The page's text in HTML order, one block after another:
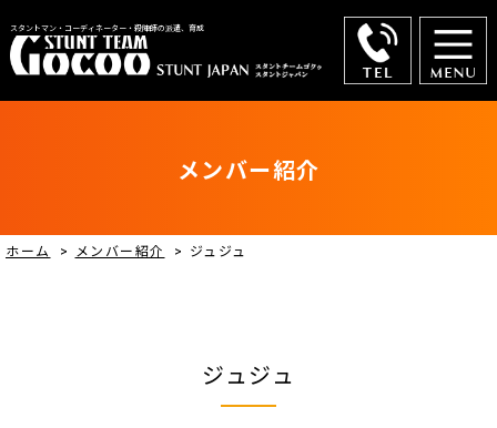
スタントマン・コーディネーター・殺陣師の派遣、育成
メンバー紹介
ホーム > メンバー紹介 > ジュジュ
ジュジュ